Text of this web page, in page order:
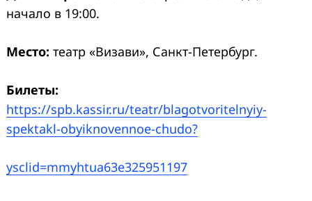
начало в 19:00.
Место: театр «Визави», Санкт-Петербург.
Билеты:
https://spb.kassir.ru/teatr/blagotvoritelnyiy-
spektakl-obyiknovennoe-chudo?
ysclid=mmyhtua63e325951197